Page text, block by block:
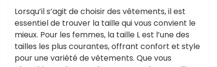
Lorsqu’il s’agit de choisir des vêtements, il est
essentiel de trouver la taille qui vous convient le
mieux. Pour les femmes, la taille L est l’une des
tailles les plus courantes, offrant confort et style
pour une variété de vêtements. Que vous